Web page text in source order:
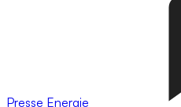
Presse Energie